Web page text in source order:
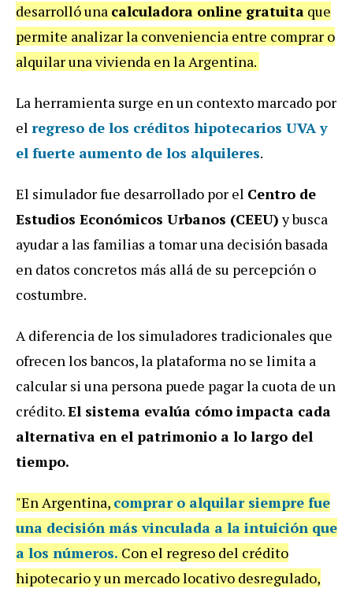
desarrolló una calculadora online gratuita que
permite analizar la conveniencia entre comprar o
alquilar una vivienda en la Argentina.
La herramienta surge en un contexto marcado por
el regreso de los créditos hipotecarios UVA y
el fuerte aumento de los alquileres.
El simulador fue desarrollado por el Centro de
Estudios Económicos Urbanos (CEEU)y busca
ayudar a las familias a tomar una decisión basada
en datos concretos más allá de su percepción o
costumbre.
A diferencia de los simuladores tradicionales que
ofrecen los bancos, la plataforma no se limita a
calcular si una persona puede pagar la cuota de un
crédito.El sistema evalúa cómo impacta cada
alternativa en el patrimonio a lo largo del
tiempo.
"En Argentina, comprar o alquilar siempre fue
una decisión más vinculada a la intuición que
a los números. Con el regreso del crédito
hipotecario y un mercado locativo desregulado,